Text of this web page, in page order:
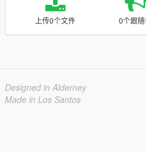
上传0个文件 0个跟
Designed in Alderney
Made in Los Santos